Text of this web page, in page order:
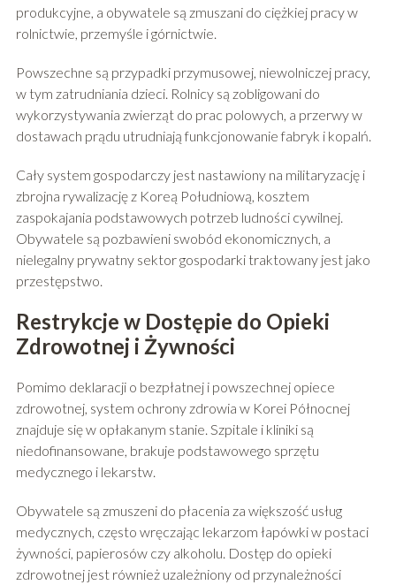
produkcyjne, a obywatele są zmuszani do ciężkiej pracy w
rolnictwie, przemyśle i górnictwie.
Powszechne są przypadki przymusowej, niewolniczej pracy,
w tym zatrudniania dzieci. Rolnicy są zobligowani do
wykorzystywania zwierząt do prac polowych, a przerwy w
dostawach prądu utrudniają funkcjonowanie fabryk i kopalń.
Cały system gospodarczy jest nastawiony na militaryzację i
zbrojna rywalizację z Koreą Południową, kosztem
zaspokajania podstawowych potrzeb ludności cywilnej.
Obywatele są pozbawieni swobód ekonomicznych, a
nielegalny prywatny sektor gospodarki traktowany jest jako
przestępstwo.
Restrykcje w Dostępie do Opieki
Zdrowotnej i Żywności
Pomimo deklaracji o bezpłatnej i powszechnej opiece
zdrowotnej, system ochrony zdrowia w Korei Północnej
znajduje się w opłakanym stanie. Szpitale i kliniki są
niedofinansowane, brakuje podstawowego sprzętu
medycznego i lekarstw.
Obywatele są zmuszeni do płacenia za większość usług
medycznych, często wręczając lekarzom łapówki w postaci
żywności, papierosów czy alkoholu. Dostęp do opieki
zdrowotnej jest również uzależniony od przynależności